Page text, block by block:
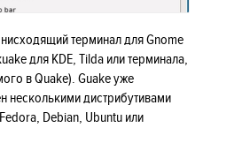
нисходящий терминал для Gnome
для KDE, Tilda или терминала,
в Quake). Guake уже
несколькими дистрибутивами
Debian, Ubuntu или